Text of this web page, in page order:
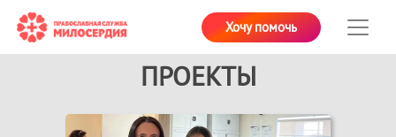
Хочу помочь
ПРОЕКТЫ